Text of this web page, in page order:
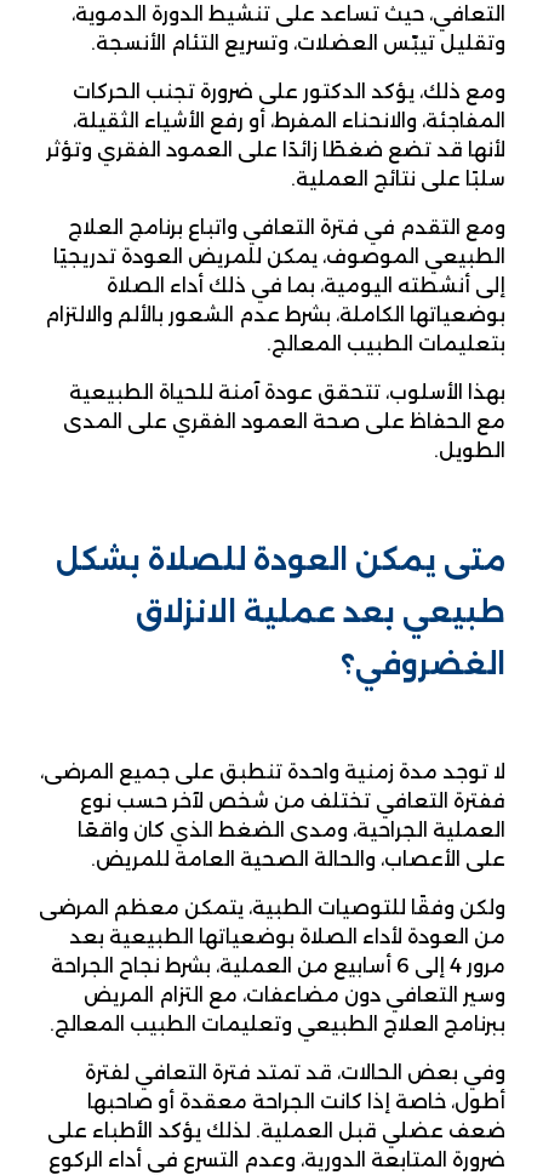
التعافي، حيث تساعد على تنشيط الدورة الدموية،
وتقليل تيبّس العضلات، وتسريع التئام الأنسجة.
ومع ذلك، يؤكد الدكتور على ضرورة تجنب الحركات
المفاجئة، والانحناء المفرط، أو رفع الأشياء الثقيلة،
لأنها قد تضع ضغطًا زائدًا على العمود الفقري وتؤثر
سلبًا على نتائج العملية.
ومع التقدم في فترة التعافي واتباع برنامج العلاج
الطبيعي الموصوف، يمكن للمريض العودة تدريجيًا
إلى أنشطته اليومية، بما في ذلك أداء الصلاة
بوضعياتها الكاملة، بشرط عدم الشعور بالألم والالتزام
بتعليمات الطبيب المعالج.
بهذا الأسلوب، تتحقق عودة آمنة للحياة الطبيعية
مع الحفاظ على صحة العمود الفقري على المدى
الطويل.
متى يمكن العودة للصلاة بشكل
طبيعي بعد عملية الانزلاق
الغضروفي؟
لا توجد مدة زمنية واحدة تنطبق على جميع المرضى،
ففترة التعافي تختلف من شخص لآخر حسب نوع
العملية الجراحية، ومدى الضغط الذي كان واقعًا
على الأعصاب، والحالة الصحية العامة للمريض.
ولكن وفقًا للتوصيات الطبية، يتمكن معظم المرضى
من العودة لأداء الصلاة بوضعياتها الطبيعية بعد
مرور 4 إلى 6 أسابيع من العملية، بشرط نجاح الجراحة
وسير التعافي دون مضاعفات، مع التزام المريض
ببرنامج العلاج الطبيعي وتعليمات الطبيب المعالج.
وفي بعض الحالات، قد تمتد فترة التعافي لفترة
أطول، خاصة إذا كانت الجراحة معقدة أو صاحبها
ضعف عضلي قبل العملية. لذلك يؤكد الأطباء على
ضرورة المتابعة الدورية، وعدم التسرع في أداء الركوع